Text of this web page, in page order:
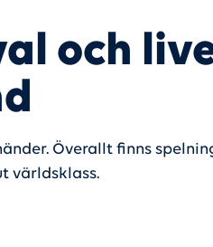
och
Överallt finns
världsklass.